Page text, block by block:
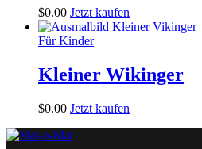
$0.00 Jetzt kaufen
Für Kinder
Kleiner Wikinger
$0.00 Jetzt kaufen